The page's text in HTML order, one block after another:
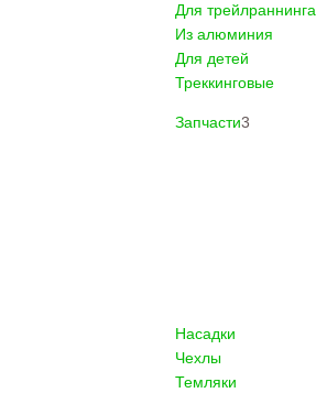
Для трейлраннинга
Из алюминия
Для детей
Треккинговые
Запчасти3
Насадки
Чехлы
Темляки